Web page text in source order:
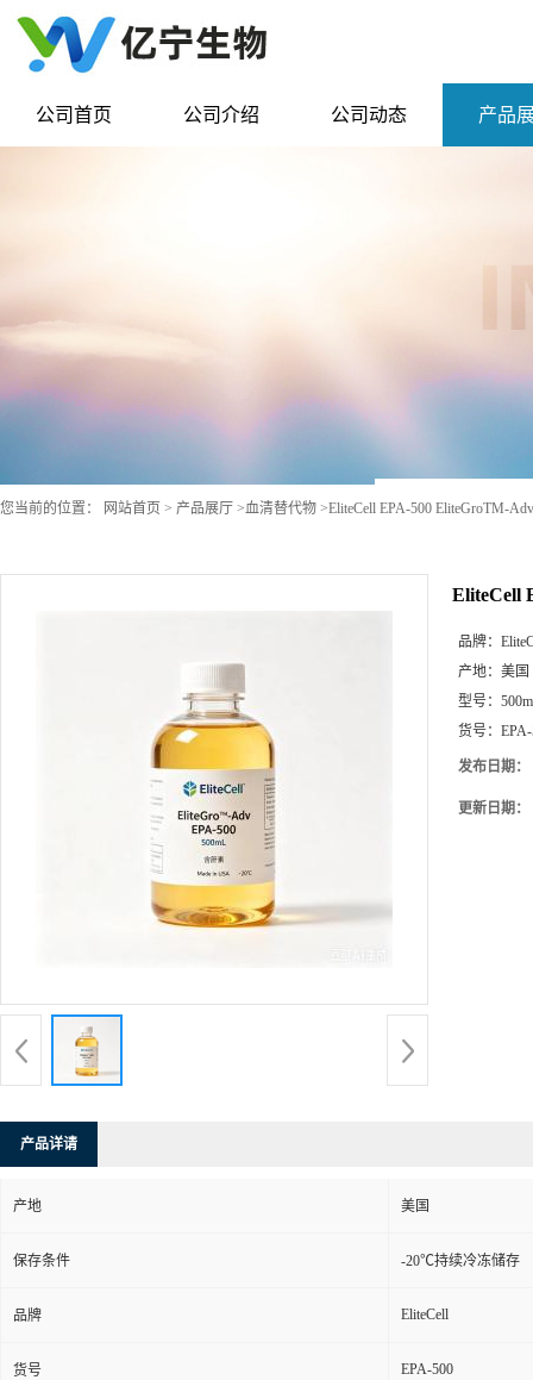
公司首页 公司介绍 公司动态 产品
您当前的位置： 网站首页 > 产品展厅 >血清替代物 >EliteCell EPA-500 EliteGroTM-
EliteCell
品牌：
产地： 美国
型号：
货号：
发布日期：
更新日期：
产品详请
产地 美国
保存条件 -20℃持续冷冻储存
品牌 EliteCell
货号 EPA-500